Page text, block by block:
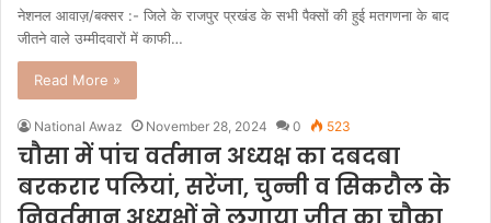
नेशनल आवाज़/बक्सर :- जिले के राजपुर प्रखंड के सभी पैक्सों की हुई मतगणना के बाद
जीतने वाले उम्मीदवारों में काफी…
Read More »
National Awaz November 28, 2024 0 523
चौसा में पांच वर्तमान अध्यक्ष का दबदबा
बरकरार पलियां, सरेंजा, चुन्नी व सिकरौल के